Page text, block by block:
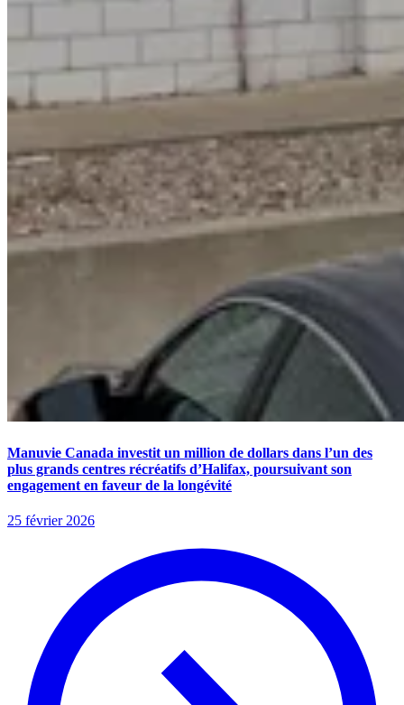
Manuvie Canada investit un million de dollars dans l’un des
plus grands centres récréatifs d’Halifax, poursuivant son
engagement en faveur de la longévité
25 février 2026